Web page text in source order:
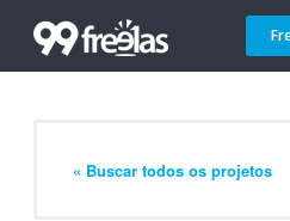
« Buscar todos os projetos